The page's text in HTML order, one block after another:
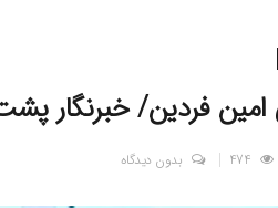
امین فردین/ خبرنگار
بدون دیدگاه